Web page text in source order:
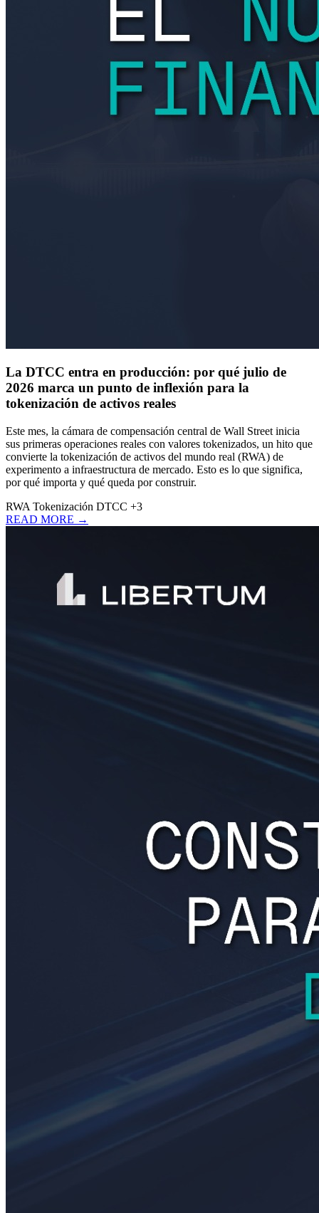
La DTCC entra en producción: por qué julio de
2026 marca un punto de inflexión para la
tokenización de activos reales
Este mes, la cámara de compensación central de Wall Street inicia
sus primeras operaciones reales con valores tokenizados, un hito que
convierte la tokenización de activos del mundo real (RWA) de
experimento a infraestructura de mercado. Esto es lo que significa,
por qué importa y qué queda por construir.
RWA Tokenización DTCC +3
READ MORE →